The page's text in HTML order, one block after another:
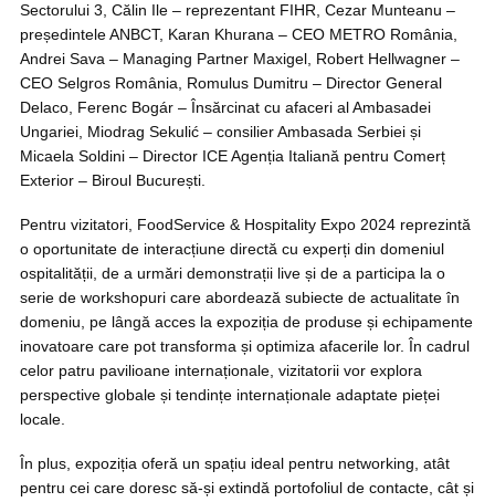
Sectorului 3, Călin Ile – reprezentant FIHR, Cezar Munteanu –
președintele ANBCT, Karan Khurana – CEO METRO România,
Andrei Sava – Managing Partner Maxigel, Robert Hellwagner –
CEO Selgros România, Romulus Dumitru – Director General
Delaco, Ferenc Bogár – Însărcinat cu afaceri al Ambasadei
Ungariei, Miodrag Sekulić – consilier Ambasada Serbiei și
Micaela Soldini – Director ICE Agenția Italiană pentru Comerț
Exterior – Biroul București.
Pentru vizitatori, FoodService & Hospitality Expo 2024 reprezintă
o oportunitate de interacțiune directă cu experți din domeniul
ospitalității, de a urmări demonstrații live și de a participa la o
serie de workshopuri care abordează subiecte de actualitate în
domeniu, pe lângă acces la expoziția de produse și echipamente
inovatoare care pot transforma și optimiza afacerile lor. În cadrul
celor patru pavilioane internaționale, vizitatorii vor explora
perspective globale și tendințe internaționale adaptate pieței
locale.
În plus, expoziția oferă un spațiu ideal pentru networking, atât
pentru cei care doresc să-și extindă portofoliul de contacte, cât și